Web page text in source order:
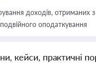
доходів,
оподаткування
кейси, практичні